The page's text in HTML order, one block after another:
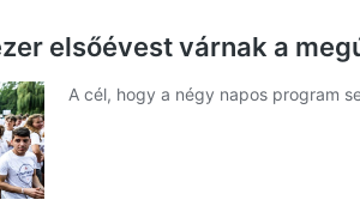
elsőévest várnak a
A cél, hogy a négy napos program